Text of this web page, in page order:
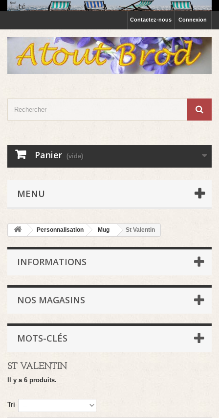
Connexion
Contactez-nous
Panier (vide)
MENU
Personnalisation Mug St Valentin
INFORMATIONS
NOS MAGASINS
MOTS-CLÉS
ST VALENTIN
Il y a 6 produits.
Tri